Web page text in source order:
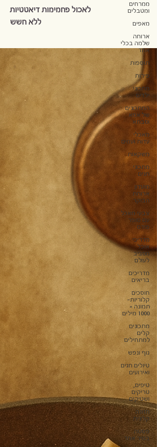
ממרחים
ומטבלים
מאפים
ארוחה
שלמה בכלי
אחד
תוספות
פירות
מתכוני
ילדים
המתכונים
של אמא
וסבתא
מאכלי
עדות ועמים
משקאות
מתכוני
חגים
מועדון
ארוחת
הבוקר
צבעי מאכל
עם סופר
פודס
מדריכי
אוכל
מסביב
לעולם
מדריכים
בריאים
חוסכים
קלוריות-
תמונה =
1000 מילים
מתכונים
קלים
למתחילים
גוף ונפש
טיולים חגים
ואירועים
טיפים,
טריקים
ושטיקים
תזונה
קלינית
פסטה
בסיר אחד
לאכול פחמימות דיאטטיות
ללא חשש